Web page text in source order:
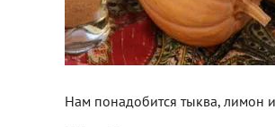
Нам понадобится тыква, лимон